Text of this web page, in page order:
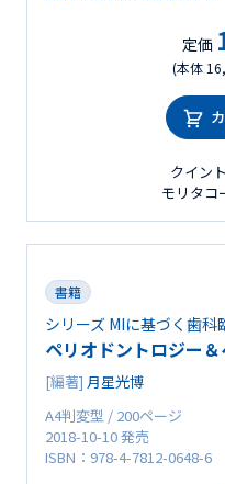
定価
(本体
クイン
モリタコ
書籍
シリーズ MIに基づく歯科
ペリオドントロジー
[編著] 月星光博
A4判変型 / 200ページ
2018-10-10 発売
ISBN：978-4-7812-0648-6